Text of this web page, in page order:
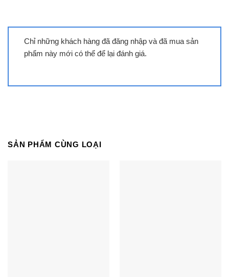
Tivi Samsung QA55QN80F | 55 inch
Chỉ những khách hàng đã đăng nhập và đã mua sản
phẩm này mới có thể để lại đánh giá.
SẢN PHẨM CÙNG LOẠI